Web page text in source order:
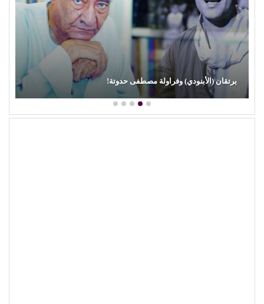
محمود عطية يكتب: سوق (الترند) واللحم الرخيص!